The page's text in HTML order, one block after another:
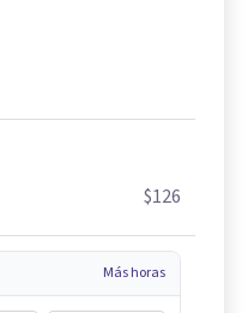
$126
Más horas